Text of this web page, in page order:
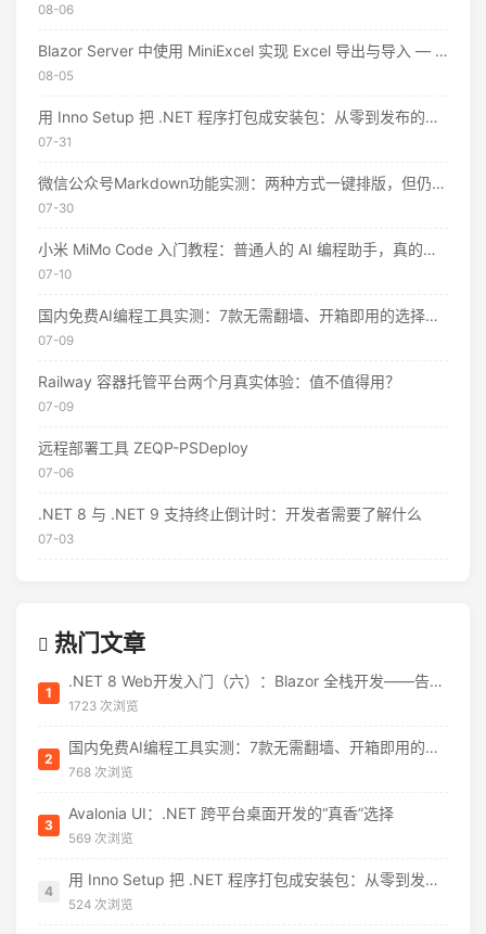
08-06
Blazor Server 中使用 MiniExcel 实现 Excel 导出与导入 — 实战教程
08-05
用 Inno Setup 把 .NET 程序打包成安装包：从零到发布的完整指南
07-31
微信公众号Markdown功能实测：两种方式一键排版，但仍有这些限制
07-30
小米 MiMo Code 入门教程：普通人的 AI 编程助手，真的不用花钱
07-10
国内免费AI编程工具实测：7款无需翻墙、开箱即用的选择（附2026年7月最新额度）
07-09
Railway 容器托管平台两个月真实体验：值不值得用？
07-09
远程部署工具 ZEQP-PSDeploy
07-06
.NET 8 与 .NET 9 支持终止倒计时：开发者需要了解什么
07-03
热门文章
1
.NET 8 Web开发入门（六）：Blazor 全栈开发——告别 JavaScript 焦虑
1723 次浏览
2
国内免费AI编程工具实测：7款无需翻墙、开箱即用的选择（附2026年7月最新额度）
768 次浏览
3
Avalonia UI：.NET 跨平台桌面开发的“真香”选择
569 次浏览
4
用 Inno Setup 把 .NET 程序打包成安装包：从零到发布的完整指南
524 次浏览